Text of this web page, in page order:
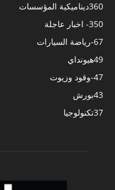
ديناميكية المؤسسات360
- اخبار عاجلة350
-رياضة السيارات67
هيونداي49
-وقود وزيوت47
بورش43
تكنولوجيا37